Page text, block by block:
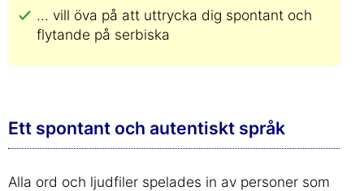
... vill öva på att uttrycka dig spontant och
flytande på serbiska
Ett spontant och autentiskt språk
Alla ord och ljudfiler spelades in av personer som